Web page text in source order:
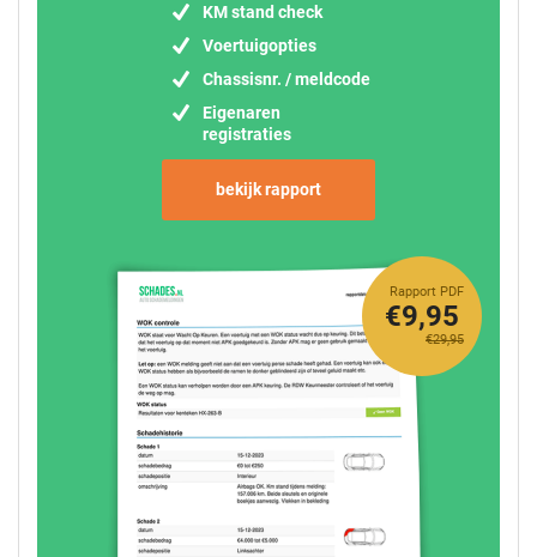
KM stand check
Voertuigopties
Chassisnr. / meldcode
Eigenaren
registraties
bekijk rapport
Rapport PDF
€29,95
€9,95